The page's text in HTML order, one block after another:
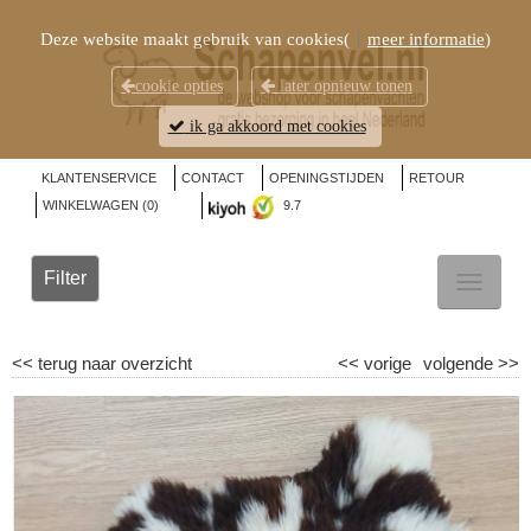
KLANTENSERVICE CONTACT OPENINGSTIJDEN
RETOUR
WINKELWAGEN (0) 9.7
Filter
<< terug naar overzicht volgende >>
<< vorige
Deze website maakt gebruik van cookies( meer informatie)
cookie opties later opnieuw tonen
ik ga akkoord met cookies